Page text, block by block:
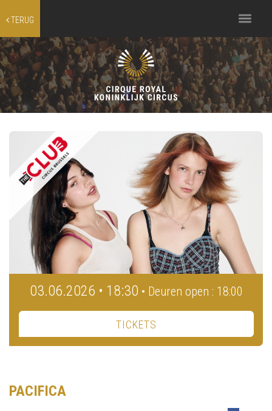
TERUG
Toggle
navigation
03.06.2026 • 18:30 • Deuren open : 18:00
TICKETS
PACIFICA